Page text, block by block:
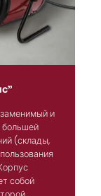
и
большей
(склады,
собой